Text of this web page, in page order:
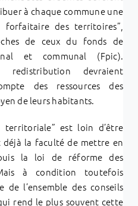
à chaque commune une
des territoires”,
de ceux du fonds de
et communal (Fpic).
devraient
des ressources des
de leurs habitants.
territoriale” est loin d’être
déjà la faculté de mettre en
la loi de réforme des
à condition toutefois
l’ensemble des conseils
rend le plus souvent cette